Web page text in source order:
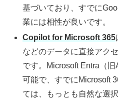
基づいており、すでに
業には相性が良いです。
Copilot for Microsoft 365
などのデータに直接アク
です。Microsoft Entra（
可能で、すでにMicrosoft
ては、もっとも自然な選